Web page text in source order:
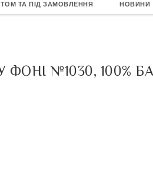
ТА ПІД ЗАМОВЛЕННЯ НОВИНИ
№1030, 100%